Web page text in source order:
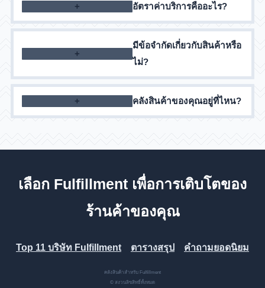
เพื่อชี้แจงรายละเอียด
อัตราค่าบริการคืออะไร?
ค่าใช้จ่ายคำนวณเป็นรายบุคคลและขึ้นอยู่กับปริมาณ
การสั่งซื้อและบริการที่เลือกมีข้อจำกัดเกี่ยวกับสินค้าหรือ
ไม่?
เราทำงานร่วมกับสินค้าส่วนใหญ่ ยกเว้นสินค้าที่
กฎหมายไทยห้าม
คลังสินค้าของคุณอยู่ที่ไหน?
เลือก Fulfillment เพื่อการเติบโตของ
ร้านค้าของคุณ
Top 11 บริษัท Fulfillment ตารางสรุป คำถามยอดนิยม
คลังสินค้าสำหรับ Fulfillment
© สงวนลิขสิทธิ์ทั้งหมด